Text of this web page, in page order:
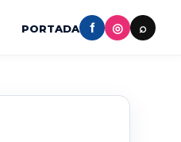
PORTADA f ◎ ⌕